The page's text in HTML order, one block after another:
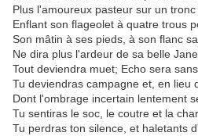
Plus l'amoureux pasteur sur un tronc
Enflant son flageolet à quatre trous
Son mâtin à ses pieds, à son flanc
Ne dira plus l'ardeur de sa belle
Tout deviendra muet; Echo sera
Tu deviendras campagne et, en lieu
Dont l'ombrage incertain lentement
Tu sentiras le soc, le coutre et la
Tu perdras ton silence, et haletants